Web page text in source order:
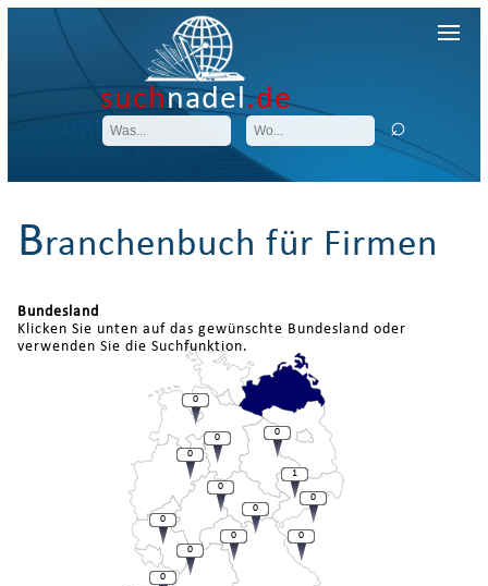
suchnadel.de
Branchenbuch für Firmen
Bundesland
Klicken Sie unten auf das gewünschte Bundesland oder
verwenden Sie die Suchfunktion.
0
0
0
1
0
0
0
0
0
0
0
0
0